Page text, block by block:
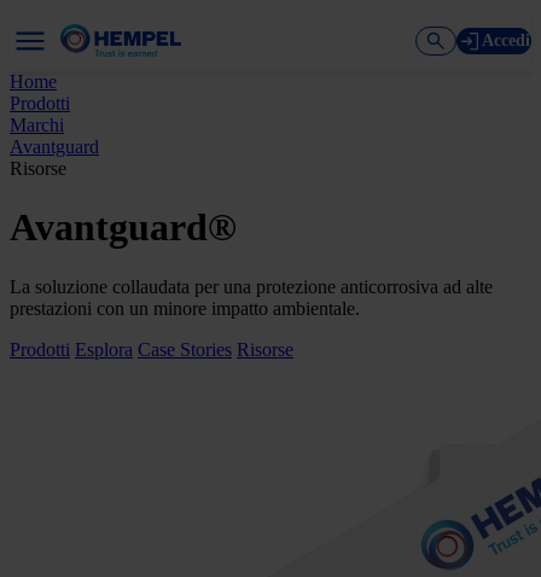
Accedi
Home
Prodotti
Marchi
Avantguard
Risorse
Avantguard®
La soluzione collaudata per una protezione anticorrosiva ad alte
prestazioni con un minore impatto ambientale.
Prodotti Esplora Case Stories Risorse